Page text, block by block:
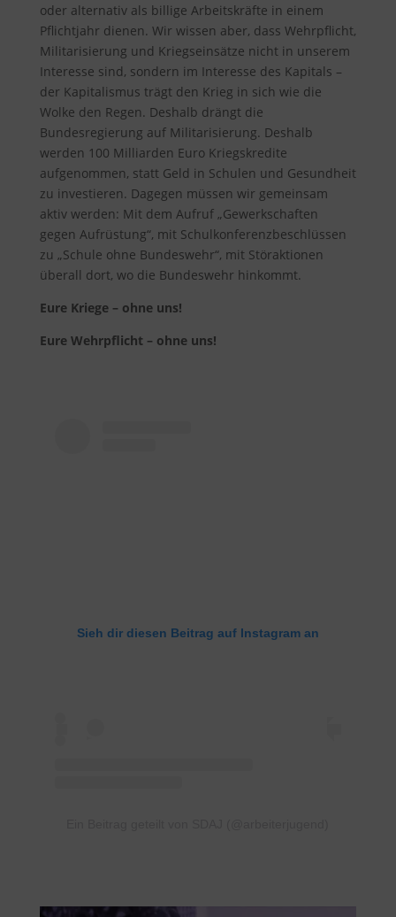
oder alternativ als billige Arbeitskräfte in einem
Pflichtjahr dienen. Wir wissen aber, dass Wehrpflicht,
Militarisierung und Kriegseinsätze nicht in unserem
Interesse sind, sondern im Interesse des Kapitals –
der Kapitalismus trägt den Krieg in sich wie die
Wolke den Regen. Deshalb drängt die
Bundesregierung auf Militarisierung. Deshalb
werden 100 Milliarden Euro Kriegskredite
aufgenommen, statt Geld in Schulen und Gesundheit
zu investieren. Dagegen müssen wir gemeinsam
aktiv werden: Mit dem Aufruf „Gewerkschaften
gegen Aufrüstung“, mit Schulkonferenzbeschlüssen
zu „Schule ohne Bundeswehr“, mit Störaktionen
überall dort, wo die Bundeswehr hinkommt.
Eure Kriege – ohne uns!
Eure Wehrpflicht – ohne uns!
Sieh dir diesen Beitrag auf Instagram an